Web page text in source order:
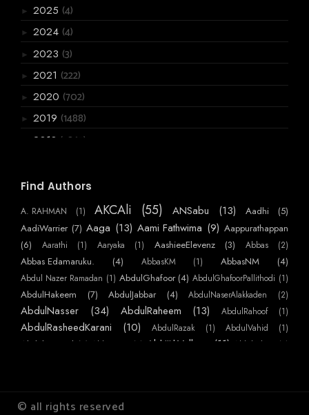
► 2025 (4)
► 2024 (4)
► 2023 (3)
► 2021 (222)
► 2020 (702)
► 2019 (1488)
2018 (3867)
▼2016(2955)
(720)
► November(770)
►October (586)
▼ September (384)
ഒരു ആത്മത്യക്കുറി പ്പ്
പട്ടം
ഇന്നലെക്കണ്ട ഗ്രാമം
വരണമാല്യം
Find Authors
A. RAHMAN (1) AKCAli (55) ANSabu (13) Aadhi
(5)
AadiWarrier (7) Aaga (13) Aami Fathwima (9) Aappurathappan
(6)
Aarathi (1) Aaryaka (1) AashieeElevenz (3) Abbas (2)
Abbas Edamaruku. (4) AbbasKM (1) AbbasNM (4)
Abdul Nazer Ramadan (1) AbdulGhafoor (4) AbdulGhafoorPallithodi (1)
AbdulHakeem (7) AbdulJabbar (4) AbdulNaserAlakkaden (2)
AbdulNasser (34) AbdulRaheem (13) AbdulRahoof (1)
AbdulRasheedKarani (10) AbdulRazak (1) AbdulVahid (1)
Abdulmajeed (7) AbhiKattor (1) AbhijithVelloor (11) AbhilashKP
(1)
AchuHelen (3) AchuVipin
© all rights reserved